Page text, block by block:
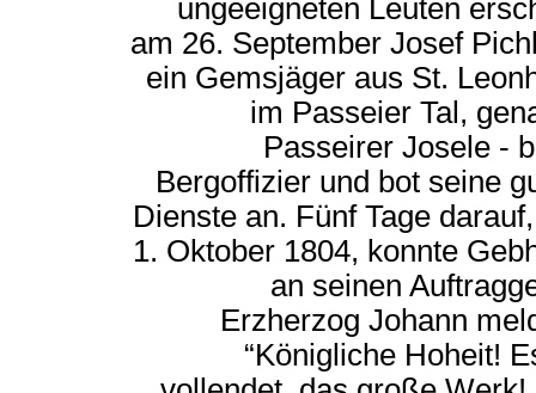
ungeeigneten Leuten
am 26. September Josef
ein Gemsjäger aus St.
im Passeier Tal,
Passeirer Josele -
Bergoffizier und bot seine
Dienste an. Fünf Tage
1. Oktober 1804, konnte
an seinen
Erzherzog Johann
“Königliche Hoheit!